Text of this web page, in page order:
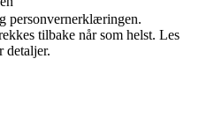
personvernerklæringen.
tilbake når som helst. Les
detaljer.